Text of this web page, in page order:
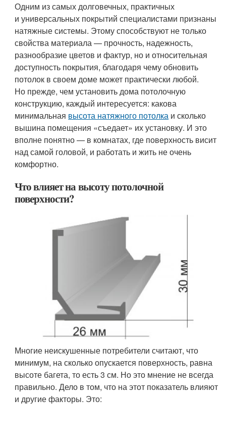
Одним из самых долговечных, практичных
и универсальных покрытий специалистами признаны
натяжные системы. Этому способствуют не только
свойства материала — прочность, надежность,
разнообразие цветов и фактур, но и относительная
доступность покрытия, благодаря чему обновить
потолок в своем доме может практически любой.
Но прежде, чем установить дома потолочную
конструкцию, каждый интересуется: какова
минимальная высота натяжного потолка и сколько
вышина помещения «съедает» их установку. И это
вполне понятно — в комнатах, где поверхность висит
над самой головой, и работать и жить не очень
комфортно.
Что влияет на высоту потолочной
поверхности?
Многие неискушенные потребители считают, что
минимум, на сколько опускается поверхность, равна
высоте багета, то есть 3 см. Но это мнение не всегда
правильно. Дело в том, что на этот показатель влияют
и другие факторы. Это: